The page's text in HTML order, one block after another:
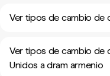
Ver tipos de cambio de
Ver tipos de cambio de
Unidos a dram armenio